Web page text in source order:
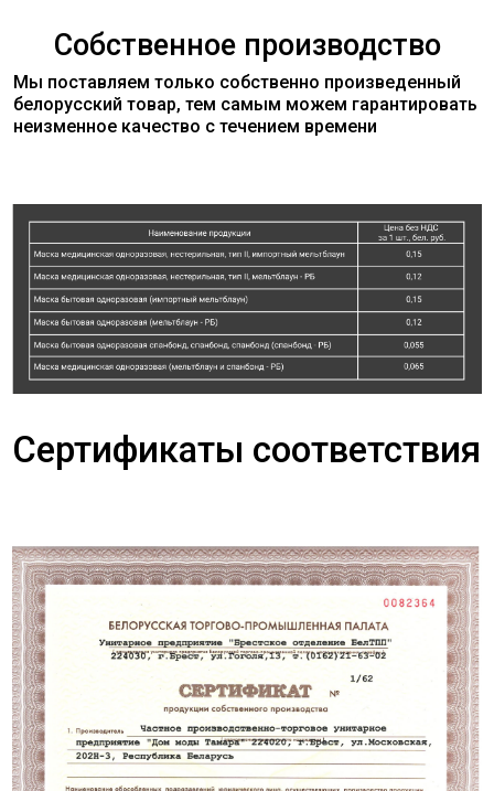
Собственное производство
Мы поставляем только собственно произведенный
белорусский товар, тем самым можем гарантировать
неизменное качество с течением времени
Сертификаты соответствия